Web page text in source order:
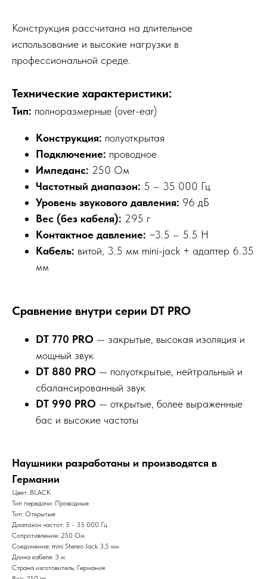
Конструкция рассчитана на длительное
использование и высокие нагрузки в
профессиональной среде.
Технические характеристики:
Тип: полноразмерные (over-ear)
Конструкция: полуоткрытая
Подключение: проводное
Импеданс: 250 Ом
Частотный диапазон: 5 – 35 000 Гц
Уровень звукового давления: 96 дБ
Вес (без кабеля): 295 г
Контактное давление: ~3.5 – 5.5 Н
Кабель: витой, 3.5 мм mini-jack + адаптер 6.35
мм
Сравнение внутри серии DT PRO
DT 770 PRO — закрытые, высокая изоляция и
мощный звук
DT 880 PRO — полуоткрытые, нейтральный и
сбалансированный звук
DT 990 PRO — открытые, более выраженные
бас и высокие частоты
Наушники разработаны и производятся в
Германии
Цвет: BLACK
Тип передачи: Проводные
Тип: Открытые
Диапазон частот: 5 - 35 000 Гц
Сопротивление: 250 Ом
Соединение: mini Stereo Jack 3,5 мм
Длина кабеля: 3 м
Страна изготовитель: Германия